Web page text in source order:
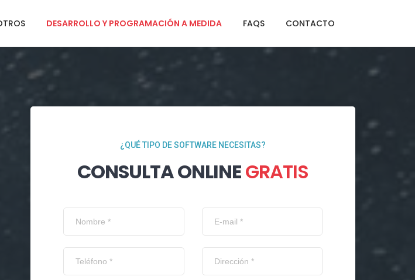
DESARROLLO Y PROGRAMACIÓN A MEDIDA FAQS CONTACTO
¿QUÉ TIPO DE SOFTWARE NECESITAS?
CONSULTA ONLINEGRATIS